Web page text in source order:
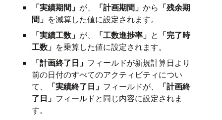
「実績期間」 が、 「計画期間」 から 「残余期
間」 を減算した値に設定されます。
「実績工数」 が、 「工数進捗率」 と 「完了時
工数」 を乗算した値に設定されます。
「計画終了日」 フィールドが新規計算日より
前の日付のすべてのアクティビティについ
て、
「実績終了日」 フィールドが、
「計画終
了日」 フィールドと同じ内容に設定されま
す。